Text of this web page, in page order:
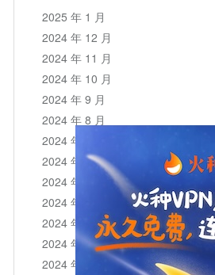
2025 年 1 月
2024 年 12 月
2024 年 11 月
2024 年 10 月
2024 年 9 月
2024 年 8 月
2024 年 7 月
2024 年 6 月
2024 年 5 月
2024 年 4 月
2024 年 3 月
2024 年 2 月
2024 年 1 月